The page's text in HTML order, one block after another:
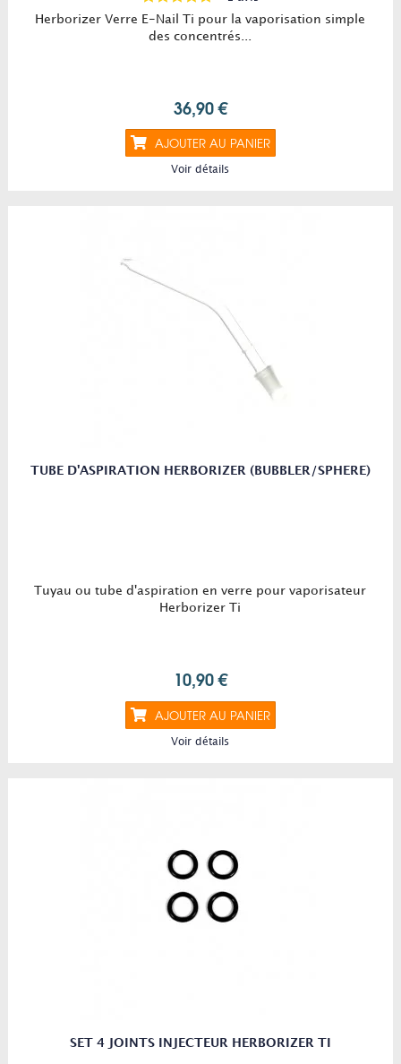
Herborizer Verre E-Nail Ti pour la vaporisation simple
des concentrés...
36,90 €
AJOUTER AU PANIER
Voir détails
TUBE D'ASPIRATION HERBORIZER (BUBBLER/SPHERE)
Tuyau ou tube d'aspiration en verre pour vaporisateur
Herborizer Ti
10,90 €
AJOUTER AU PANIER
Voir détails
SET 4 JOINTS INJECTEUR HERBORIZER TI